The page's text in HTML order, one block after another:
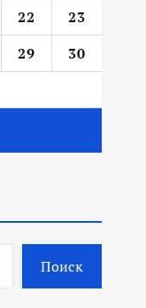
22
23
29
30
Поиск